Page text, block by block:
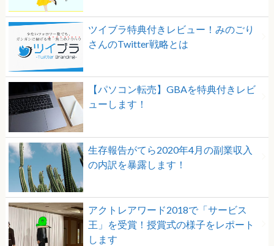
ツイブラ特典付きレビュー！みのごり
さんのTwitter戦略とは
【パソコン転売】GBAを特典付きレビ
ューします！
生存報告がてら2020年4月の副業収入
の内訳を暴露します！
アクトレアワード2018で「サービス
王」を受賞！授賞式の様子をレポート
します